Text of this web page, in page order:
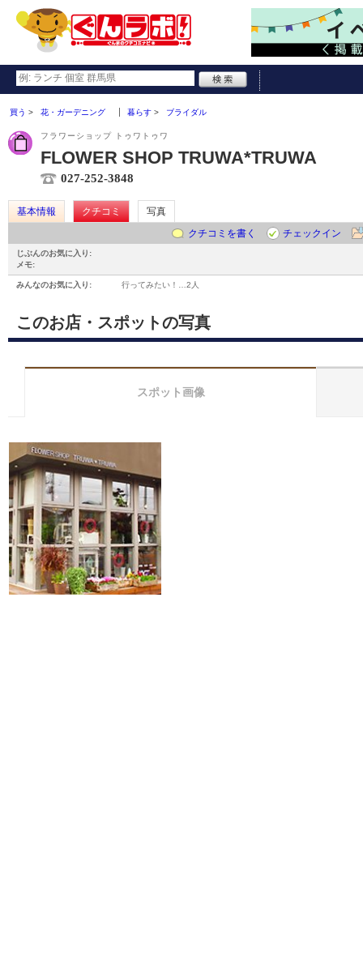
買う 花・ガーデニング 暮らす ブライダル
フラワーショップ トゥワトゥワ
FLOWER SHOP TRUWA*TRUWA
027-252-3848
基本情報 クチコミ
写真
クチコミを書く
チェックイン
じぶんのお気に入り:
メモ:
みんなのお気に入り: 行ってみたい！… 2人
このお店・スポットの写真
スポット画像